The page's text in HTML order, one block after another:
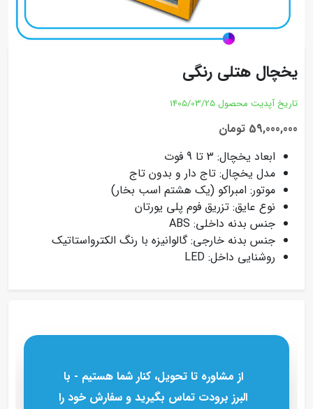
یخچال هتلی رنگی
تاریخ آپدیت محصول 1405/03/25
59,000,000 تومان
ابعاد یخچال: 3 تا 9 فوت
مدل یخچال: تاج دار و بدون تاج
موتور: امبراکو (یک هشتم اسب بخار)
نوع عایق: تزریق فوم پلی یورتان
جنس بدنه داخلی: ABS
جنس بدنه خارجی: گالوانیزه با رنگ الکترواستاتیک
روشنایی داخل: LED
از مشاوره تا تحویل، کنار شما هستیم - با
البرز برودت تماس بگیرید و سفارش خود را